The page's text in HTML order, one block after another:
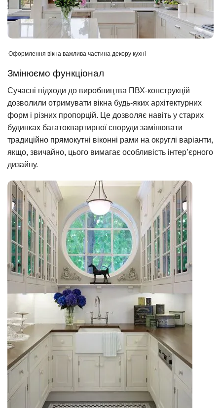
Оформлення вікна важлива частина декору кухні
Змінюємо функціонал
Сучасні підходи до виробництва ПВХ-конструкцій
дозволили отримувати вікна будь-яких архітектурних
форм і різних пропорцій. Це дозволяє навіть у старих
будинках багатоквартирної споруди замінювати
традиційно прямокутні віконні рами на округлі варіанти,
якщо, звичайно, цього вимагає особливість інтер’єрного
дизайну.